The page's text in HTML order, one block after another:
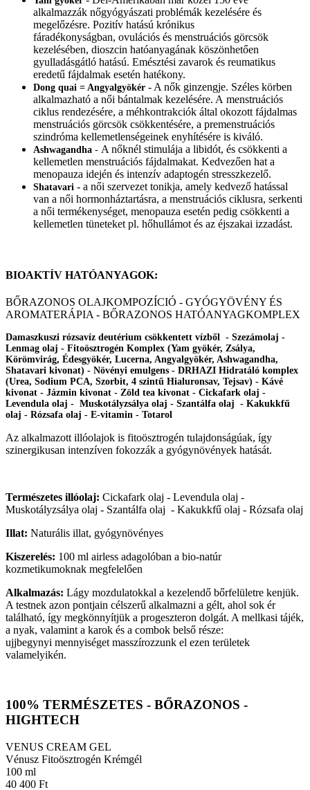
alkalmazzák nőgyógyászati problémák kezelésére és
megelőzésre. Pozitív hatású krónikus
fáradékonyságban, ovulációs és menstruációs görcsök
kezelésében, dioszcin hatóanyagának köszönhetően
gyulladásgátló hatású. Emésztési zavarok és reumatikus
eredetű fájdalmak esetén hatékony.
Dong quai = Angyalgyökér - A nők ginzengje. Széles körben
alkalmazható a női bántalmak kezelésére. A menstruációs
ciklus rendezésére, a méhkontrakciók által okozott fájdalmas
menstruációs görcsök csökkentésére, a premenstruációs
szindróma kellemetlenségeinek enyhítésére is kiváló.
Ashwagandha - A nőknél stimulája a libidót, és csökkenti a
kellemetlen menstruációs fájdalmakat. Kedvezően hat a
menopauza idején és intenzív adaptogén stresszkezelő.
Shatavari - a női szervezet tonikja, amely kedvező hatással
van a női hormonháztartásra, a menstruációs ciklusra, serkenti
a női termékenységet, menopauza esetén pedig csökkenti a
kellemetlen tüneteket pl. hőhullámot és az éjszakai izzadást.
BIOAKTÍV HATÓANYAGOK:
BŐRAZONOS OLAJKOMPOZÍCIÓ - GYÓGYÖVÉNY ÉS
AROMATERÁPIA - BŐRAZONOS HATÓANYAGKOMPLEX
Damaszkuszi rózsavíz deutérium csökkentett vízből - Szezámolaj -
Lenmag olaj - Fitoösztrogén Komplex (Yam gyökér, Zsálya,
Körömvirág, Édesgyökér, Lucerna, Angyalgyökér, Ashwagandha,
Shatavari kivonat) - Növényi emulgens - DRHAZI Hidratáló komplex
(Urea, Sodium PCA, Szorbit, 4 szintű Hialuronsav, Tejsav) - Kávé
kivonat - Jázmin kivonat - Zöld tea kivonat - Cickafark olaj -
Levendula olaj - Muskotályzsálya olaj - Szantálfa olaj - Kakukkfű
olaj - Rózsafa olaj - E-vitamin - Totarol
Az alkalmazott illóolajok is fitoösztrogén tulajdonságúak, így
szinergikusan intenzíven fokozzák a gyógynövények hatását.
Természetes illóolaj: Cickafark olaj - Levendula olaj -
Muskotályzsálya olaj - Szantálfa olaj - Kakukkfű olaj - Rózsafa olaj
Illat: Naturális illat, gyógynövényes
Kiszerelés: 100 ml airless adagolóban a bio-natúr
kozmetikumoknak megfelelően
Alkalmazás: Lágy mozdulatokkal a kezelendő bőrfelületre kenjük.
A testnek azon pontjain célszerű alkalmazni a gélt, ahol sok ér
található, így megkönnyítjük a progeszteron dolgát. A mellkasi tájék,
a nyak, valamint a karok és a combok belső része:
ujjbegynyi mennyiséget masszírozzunk el ezen területek
valamelyikén.
100% TERMÉSZETES - BŐRAZONOS -
HIGHTECH
VENUS CREAM GEL
Vénusz Fitoösztrogén Krémgél
100 ml
40 400 Ft